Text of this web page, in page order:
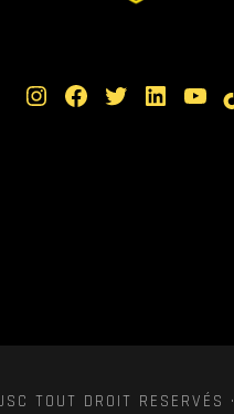
Instagram Facebook Twitter LinkedIn YouTube TikTok
TOUT DROIT RESERVÉS ·